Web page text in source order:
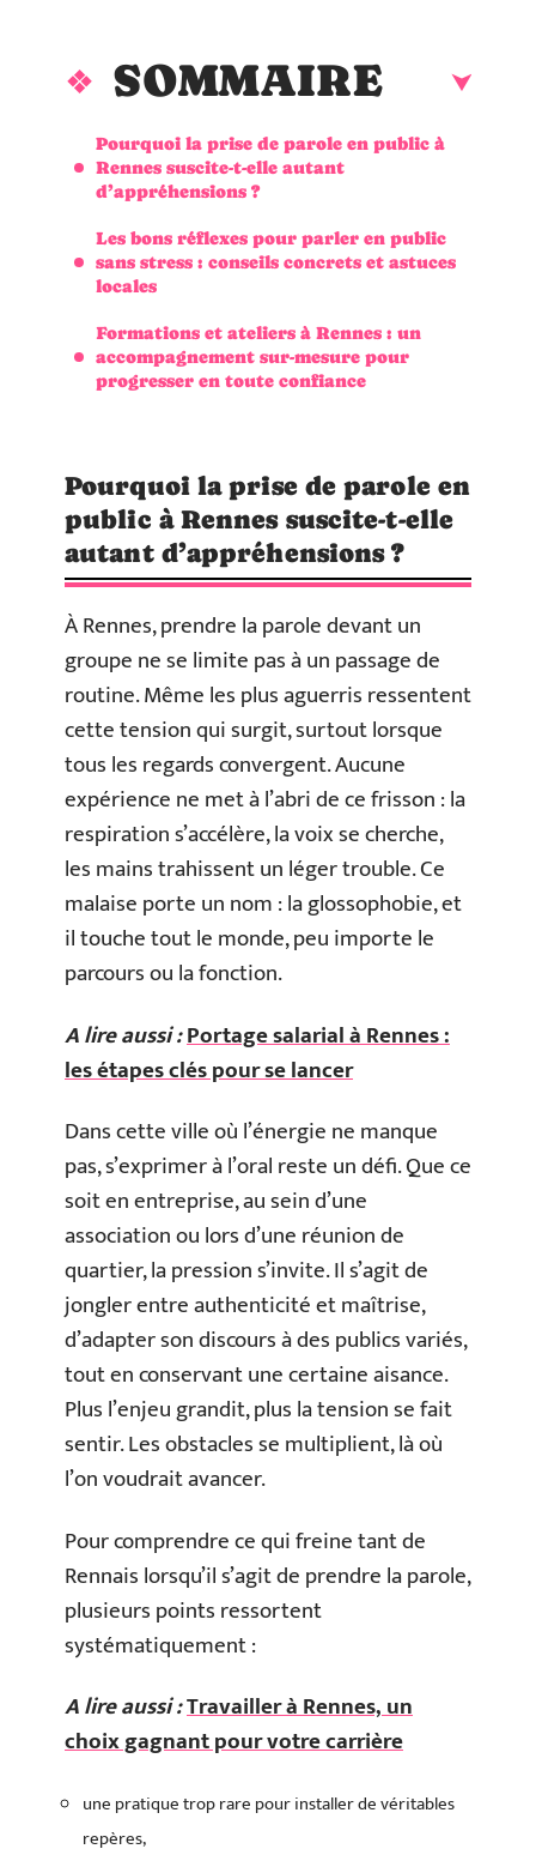
SOMMAIRE
Pourquoi la prise de parole en public à
Rennes suscite-t-elle autant
d’appréhensions ?
Les bons réflexes pour parler en public
sans stress : conseils concrets et astuces
locales
Formations et ateliers à Rennes : un
accompagnement sur-mesure pour
progresser en toute confiance
Pourquoi la prise de parole en
public à Rennes suscite-t-elle
autant d’appréhensions ?
À Rennes, prendre la parole devant un
groupe ne se limite pas à un passage de
routine. Même les plus aguerris ressentent
cette tension qui surgit, surtout lorsque
tous les regards convergent. Aucune
expérience ne met à l’abri de ce frisson : la
respiration s’accélère, la voix se cherche,
les mains trahissent un léger trouble. Ce
malaise porte un nom : la glossophobie, et
il touche tout le monde, peu importe le
parcours ou la fonction.
A lire aussi :Portage salarial à Rennes :
les étapes clés pour se lancer
Dans cette ville où l’énergie ne manque
pas, s’exprimer à l’oral reste un défi. Que ce
soit en entreprise, au sein d’une
association ou lors d’une réunion de
quartier, la pression s’invite. Il s’agit de
jongler entre authenticité et maîtrise,
d’adapter son discours à des publics variés,
tout en conservant une certaine aisance.
Plus l’enjeu grandit, plus la tension se fait
sentir. Les obstacles se multiplient, là où
l’on voudrait avancer.
Pour comprendre ce qui freine tant de
Rennais lorsqu’il s’agit de prendre la parole,
plusieurs points ressortent
systématiquement :
A lire aussi :Travailler à Rennes, un
choix gagnant pour votre carrière
une pratique trop rare pour installer de véritables
repères,